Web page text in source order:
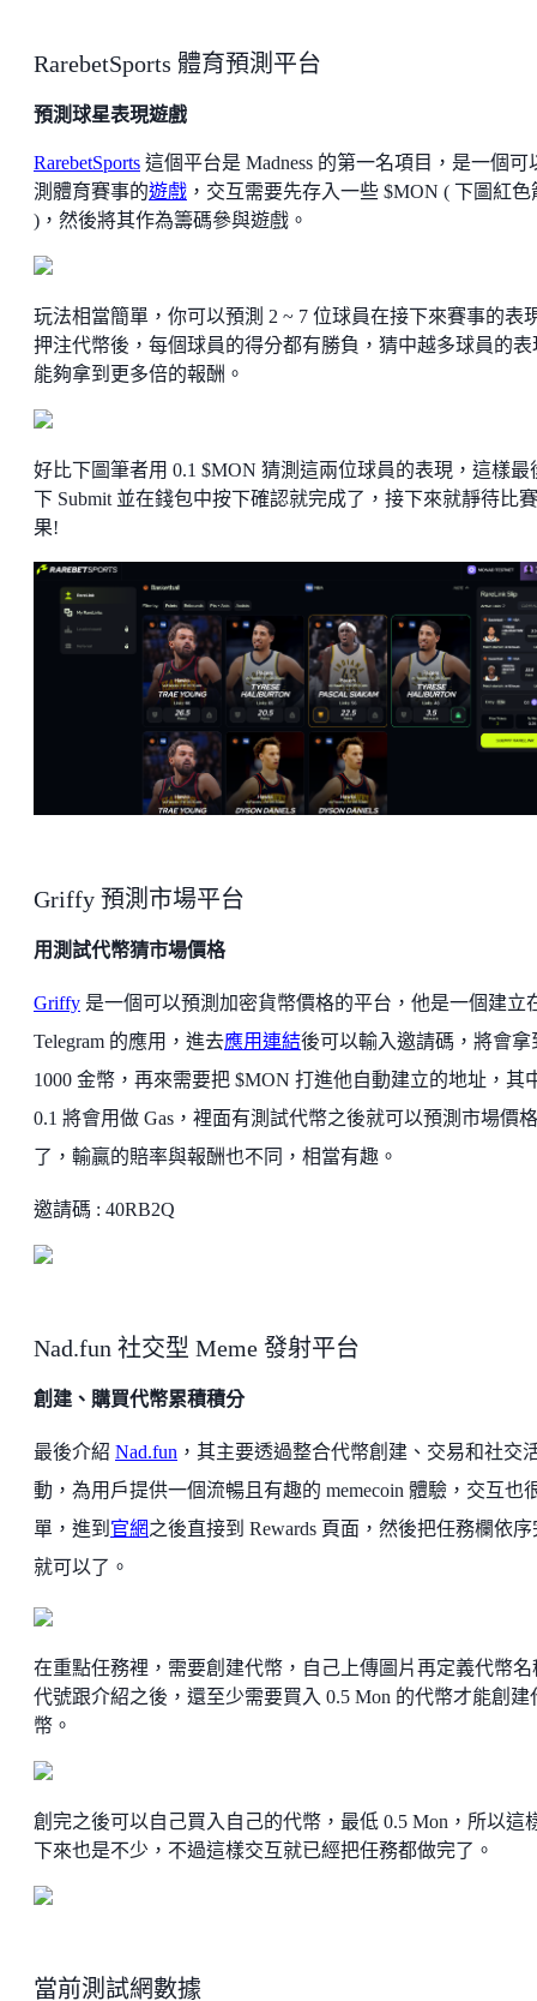
RarebetSports 體育預測平台
預測球星表現遊戲
RarebetSports 這個平台是 Madness 的第一名項目，是一個可
測體育賽事的遊戲 ，交互需要先存入一些 $MON ( 下圖紅色
)，然後將其作為籌碼參與遊戲。
玩法相當簡單，你可以預測 2 ~ 7 位球員在接下來賽事的表
押注代幣後，每個球員的得分都有勝負，猜中越多球員的表
能夠拿到更多倍的報酬。
好比下圖筆者用 0.1 $MON 猜測這兩位球員的表現，這樣最
下 Submit 並在錢包中按下確認就完成了，接下來就靜待比
果!
Griffy 預測市場平台
用測試代幣猜市場價格
Griffy 是一個可以預測加密貨幣價格的平台，他是一個建立
Telegram 的應用，進去應用連結後可以輸入邀請碼，將會拿
1000 金幣，再來需要把 $MON 打進他自動建立的地址，其
0.1 將會用做 Gas，裡面有測試代幣之後就可以預測市場價格
了，輸贏的賠率與報酬也不同，相當有趣。
邀請碼 : 40RB2Q
Nad.fun 社交型 Meme 發射平台
創建、購買代幣累積積分
最後介紹 Nad.fun ，其主要透過整合代幣創建、交易和社交
動，為用戶提供一個流暢且有趣的 memecoin 體驗，交互也
單，進到 官網之後直接到 Rewards 頁面，然後把任務欄依序
就可以了。
在重點任務裡，需要創建代幣，自己上傳圖片再定義代幣名
代號跟介紹之後，還至少需要買入 0.5 Mon 的代幣才能創建
幣。
創完之後可以自己買入自己的代幣，最低 0.5 Mon，所以這
下來也是不少，不過這樣交互就已經把任務都做完了。
當前測試網數據